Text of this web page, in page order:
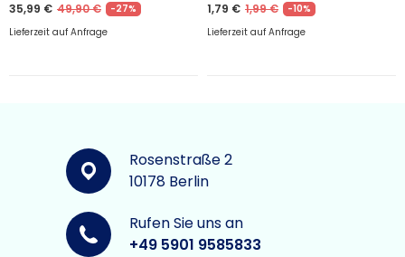
35,99 € 49,90 €
-27%
Lieferzeit auf Anfrage
1,79 € 1,99 €
-10%
Lieferzeit auf Anfrage
Rosenstraße 2
10178 Berlin
Rufen Sie uns an
+49 5901 9585833